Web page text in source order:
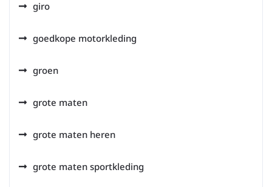
giro
goedkope motorkleding
groen
grote maten
grote maten heren
grote maten sportkleding